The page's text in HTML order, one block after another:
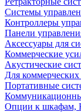
Системы
Контроллеры
Панели
Аксессуары для
Коммерческие
Акустические
Для
Портативные
Опции к шкафам,